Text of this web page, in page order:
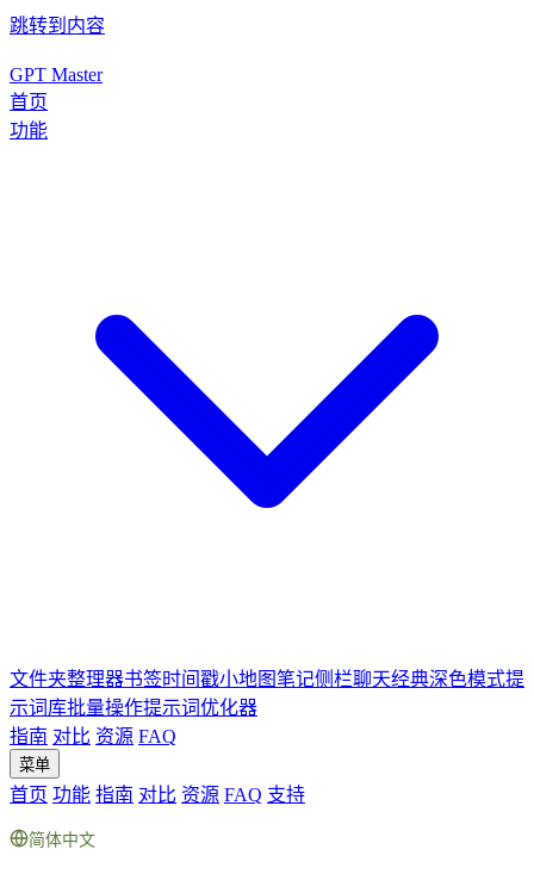
跳转到内容
GPT Master
首页
功能
文件夹整理器书签时间戳小地图笔记侧栏聊天经典深色模式提
示词库批量操作提示词优化器
指南 对比 资源 FAQ
菜单
首页 功能 指南 对比 资源 FAQ 支持
简体中文